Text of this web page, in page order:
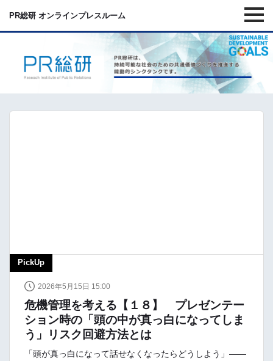
PR総研 オンラインプレスルーム
PickUp
2026年5月15日 15:00
危機管理を考える【１８】 プレゼンテー
ション時の「頭の中が真っ白になってしま
う」リスク回避方法とは
「頭が真っ白になって話せなくなったらどうしよう」――